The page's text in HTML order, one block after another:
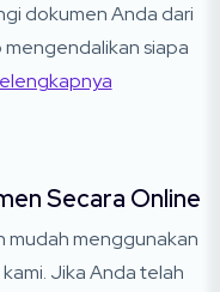
dokumen Anda dari
siapa
Secara Online
mudah menggunakan
Jika Anda telah